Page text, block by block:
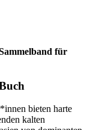
für
bieten harte
kalten